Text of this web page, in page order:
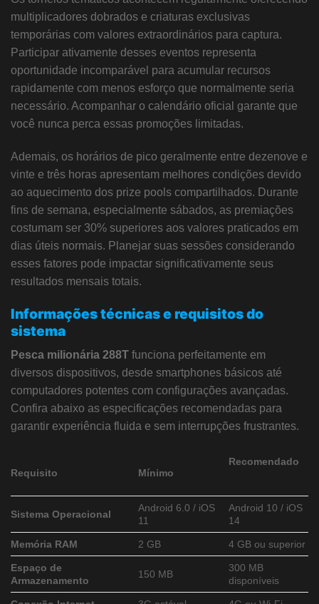
multiplicadores dobrados e criaturas exclusivas
temporárias com valores extraordinários para captura.
Participar ativamente desses eventos representa
oportunidade incomparável para acumular recursos
rapidamente com menos esforço que normalmente seria
necessário. Acompanhar o calendário oficial garante que
você nunca perca essas promoções limitadas.
Ademais, os horários de pico geralmente entre dezenove e
vinte e três horas apresentam melhores condições devido
ao aquecimento dos prize pools compartilhados. Durante
fins de semana, especialmente sábados, as premiações
costumam ser 30% superiores aos valores praticados em
dias úteis normais. Planejar suas sessões considerando
esses fatores pode impactar significativamente seus
resultados mensais totais.
Informações técnicas e requisitos do
sistema
Pesca milionária 288T funciona perfeitamente em
diversos dispositivos, desde smartphones básicos até
computadores potentes com configurações avançadas.
Confira abaixo as especificações recomendadas para
garantir experiência fluida e sem interrupções frustrantes.
Requisito Mínimo
Recomendado
Sistema Operacional
Android 6.0 / iOS
11
Android 10 / iOS
14
Memória RAM 2 GB 4 GB ou superior
Espaço de
Armazenamento
150 MB
300 MB
disponíveis